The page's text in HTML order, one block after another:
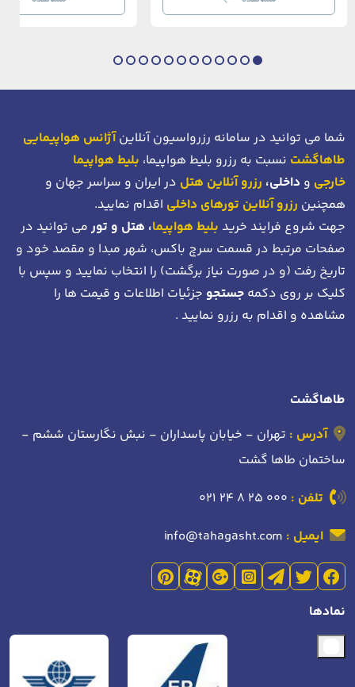
بی‌نظیر از استانبول معاصر را به […]
شما می توانید در سامانه رزرواسیون آنلاینآژانس هواپیمایی
طاهاگشت نسبت به رزرو بلیط هواپیما، بلیط هواپیما
خارجی و داخلی، رزرو آنلاین هتل در ایران و سراسر جهان و
همچنین رزرو آنلاین تورهای داخلی اقدام نمایید.
جهت شروع فرایند خرید بلیط هواپیما، هتل و تورمی توانید در
صفحات مرتبط در قسمت سرچ باکس، شهر مبدا و مقصد خود و
تاریخ رفت (و در صورت نیاز برگشت) را انتخاب نمایید و سپس با
کلیک بر روی دکمه جستجو جزئیات اطلاعات و قیمت ها را
مشاهده و اقدام به رزرو نمایید .
طاهاگشت
آدرس : تهران - خیابان پاسداران - نبش نگارستان ششم -
ساختمان طاها گشت
تلفن : 021 24 8 25 000
ایمیل : info@tahagasht.com
نمادها